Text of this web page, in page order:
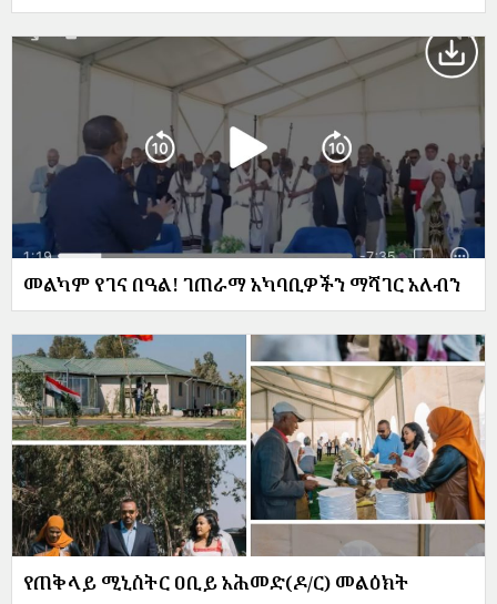
መልካም የገና በዓል! ገጠራማ አካባቢዎችን ማሻገር አለብን
የጠቅላይ ሚኒስትር ዐቢይ አሕመድ(ዶ/ር) መልዕክት